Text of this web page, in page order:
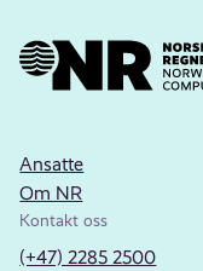
Ansatte
Om NR
Kontakt oss
(+47) 2285 2500